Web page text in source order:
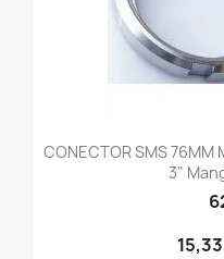
CONECTOR SMS 76MM
3"